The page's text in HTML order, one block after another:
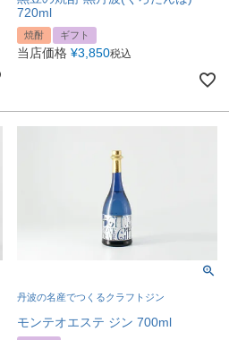
720ml
焼酎 ギフト
当店価格 ¥3,850税込
丹波の名産でつくるクラフトジン
モンテオエステ ジン 700ml